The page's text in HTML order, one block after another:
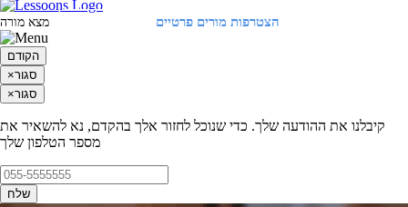
הצטרפות מורים פרטיים מצא מורה
הקודם
×סגור
×סגור
קיבלנו את ההודעה שלך. כדי שנוכל לחזור אלך בהקדם, נא להשאיר את
מספר הטלפון שלך
שלח